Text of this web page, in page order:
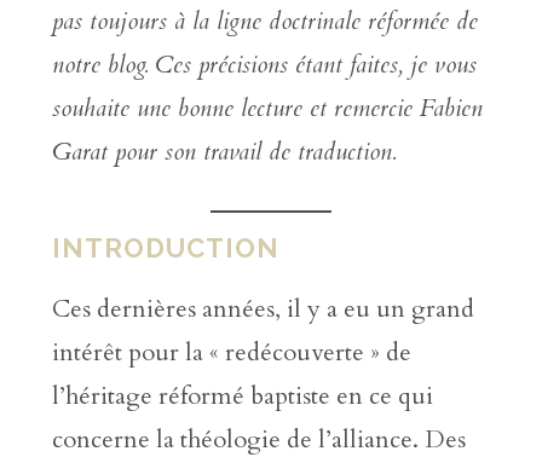
pas toujours à la ligne doctrinale réformée de
notre blog. Ces précisions étant faites, je vous
souhaite une bonne lecture et remercie Fabien
Garat pour son travail de traduction.
INTRODUCTION
Ces dernières années, il y a eu un grand
intérêt pour la « redécouverte » de
l’héritage réformé baptiste en ce qui
concerne la théologie de l’alliance. Des